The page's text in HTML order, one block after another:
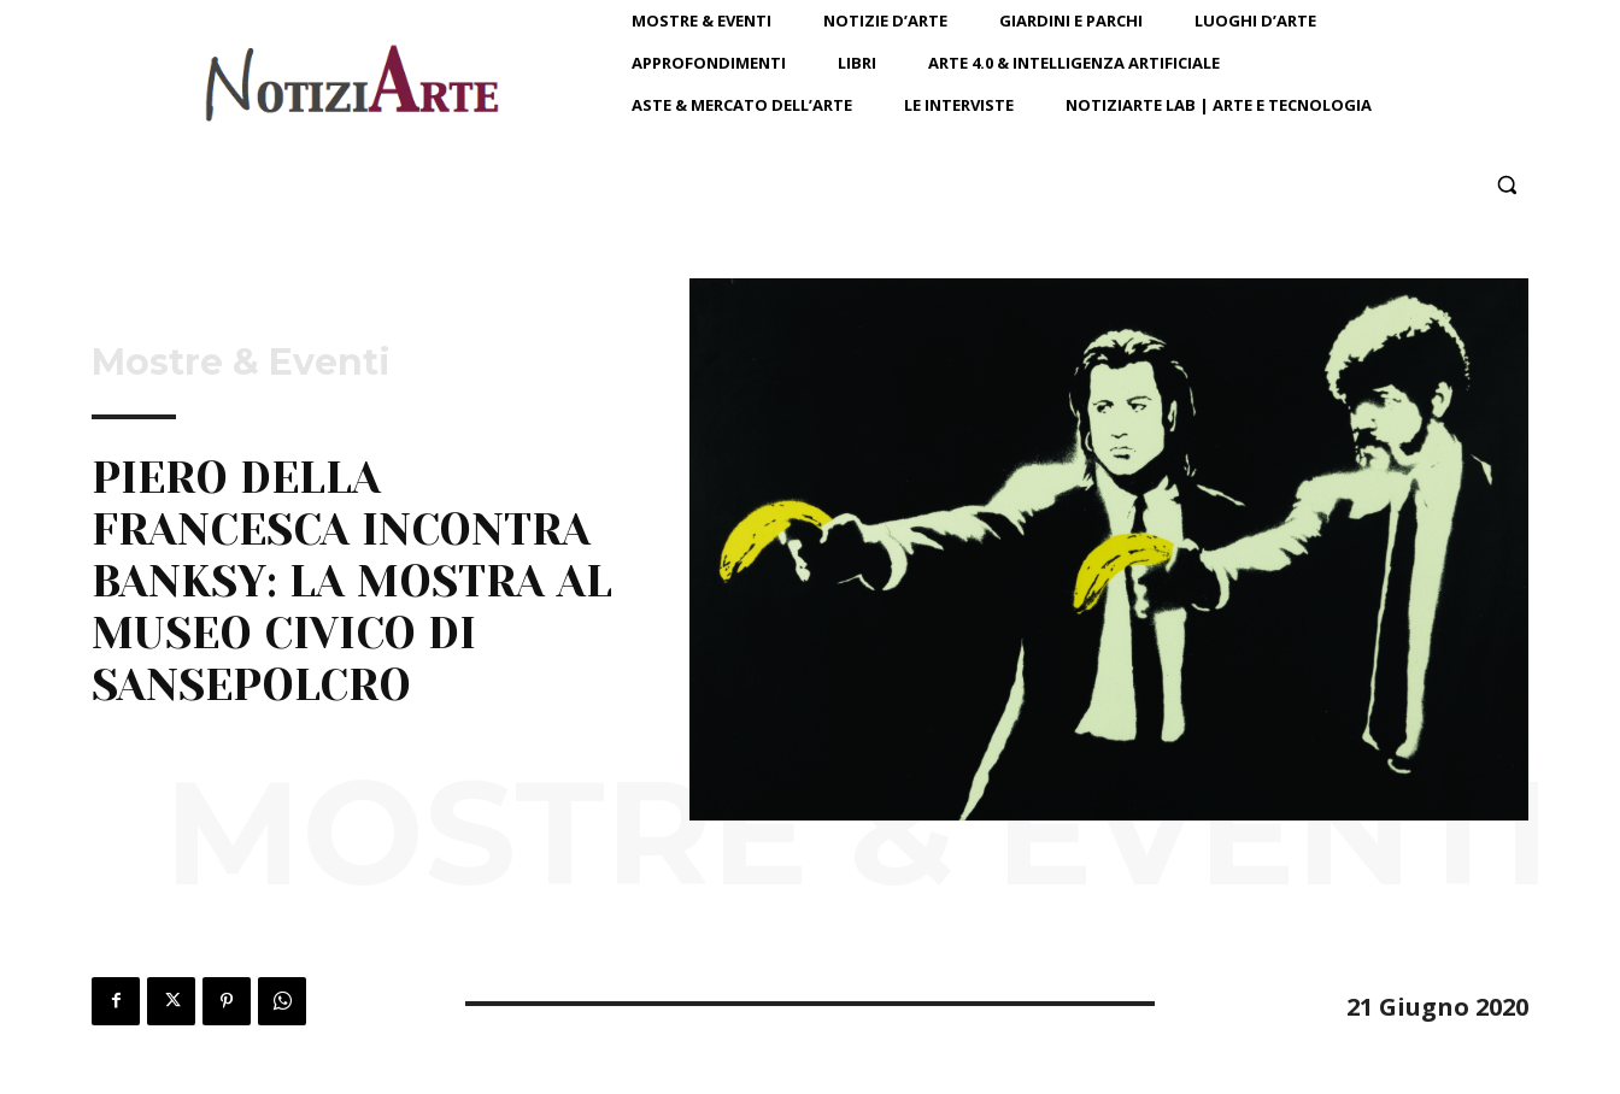
MOSTRE & EVENTI NOTIZIE D’ARTE GIARDINI E PARCHI
LUOGHI D’ARTE
APPROFONDIMENTI
LIBRI
ARTE 4.0 & INTELLIGENZA ARTIFICIALE
ASTE & MERCATO DELL’ARTE
LE INTERVISTE NOTIZIARTE LAB | ARTE E TECNOLOGIA
Mostre & Eventi
PIERO DELLA
FRANCESCA INCONTRA
BANKSY: LA MOSTRA AL
MUSEO CIVICO DI
SANSEPOLCRO
MOSTRE & EVENTI
21 Giugno 2020